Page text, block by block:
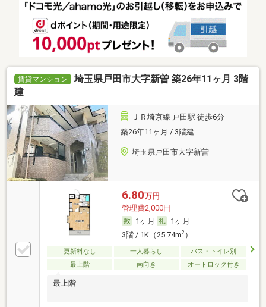
賃貸マンション
埼玉県戸田市大字新曽 築26年11ヶ月 3階
建
ＪＲ埼京線 戸田駅 徒歩6分
築26年11ヶ月 / 3階建
埼玉県戸田市大字新曽
6.80万円
管理費2,000円
1ヶ月
1ヶ月
3階 / 1K（25.74m2）
更新料なし 一人暮らし
バス・トイレ別
最上階
南向き オートロック付き
最上階